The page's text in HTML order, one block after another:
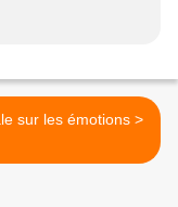
Chorale sur les émotions >